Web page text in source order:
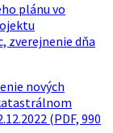
plánu vo
zverejnenie dňa
nových
(PDF, 990